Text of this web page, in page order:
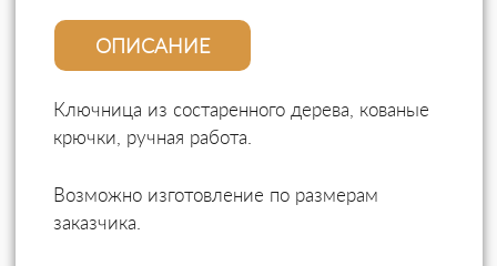
ОПИСАНИЕ
Ключница из состаренного дерева, кованые
крючки, ручная работа.
Возможно изготовление по размерам
заказчика.